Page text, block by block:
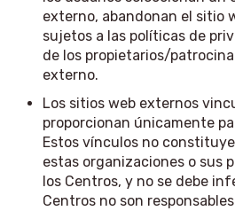
externo, abandonan el sitio
sujetos a las políticas de
de los propietarios/
externo.
Los sitios web externos
proporcionan únicamente
Estos vínculos no
estas organizaciones o sus
los Centros, y no se debe
Centros no son